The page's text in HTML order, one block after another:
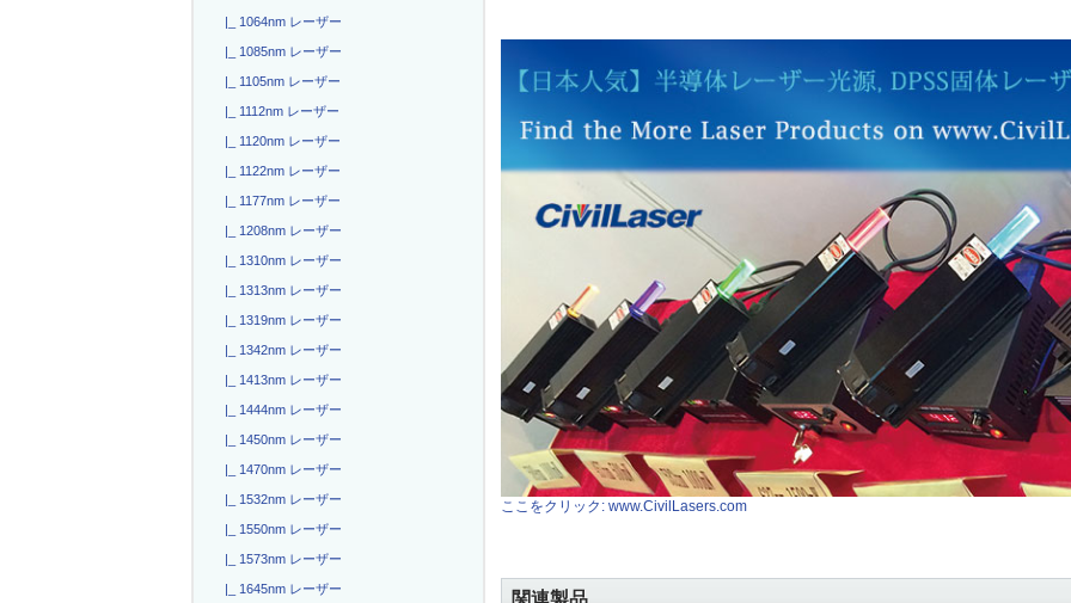
|_ 1064nm レーザー
|_ 1085nm レーザー
|_ 1105nm レーザー
|_ 1112nm レーザー
|_ 1120nm レーザー
|_ 1122nm レーザー
|_ 1177nm レーザー
|_ 1208nm レーザー
|_ 1310nm レーザー
|_ 1313nm レーザー
|_ 1319nm レーザー
|_ 1342nm レーザー
|_ 1413nm レーザー
|_ 1444nm レーザー
|_ 1450nm レーザー
|_ 1470nm レーザー
|_ 1532nm レーザー
|_ 1550nm レーザー
|_ 1573nm レーザー
|_ 1645nm レーザー
ここをクリック: www.CivilLasers.com
関連製品